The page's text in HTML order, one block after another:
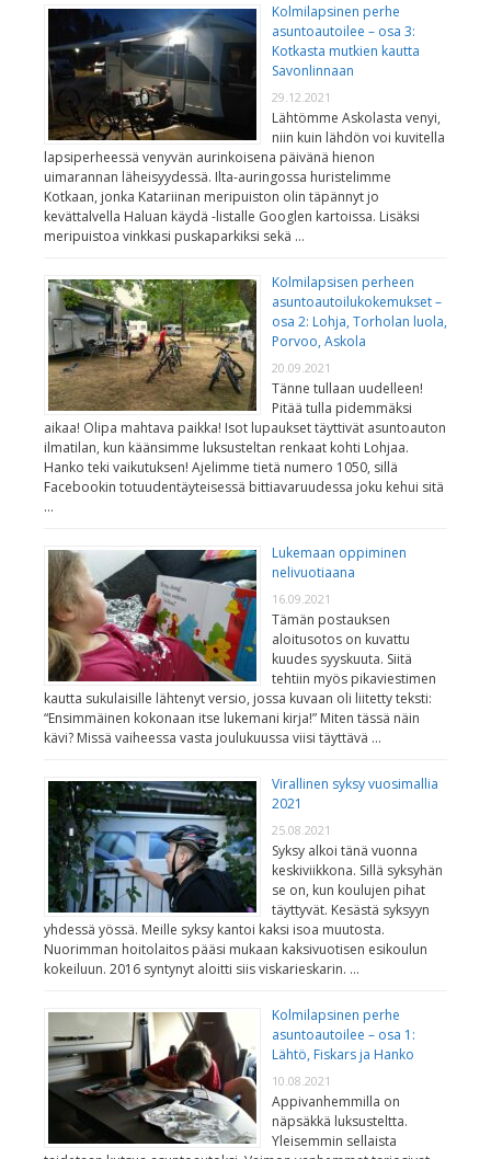
Kolmilapsinen perhe
asuntoautoilee – osa 3:
Kotkasta mutkien kautta
Savonlinnaan
29.12.2021
Lähtömme Askolasta venyi,
niin kuin lähdön voi kuvitella
lapsiperheessä venyvän aurinkoisena päivänä hienon
uimarannan läheisyydessä. Ilta-auringossa huristelimme
Kotkaan, jonka Katariinan meripuiston olin täpännyt jo
kevättalvella Haluan käydä -listalle Googlen kartoissa. Lisäksi
meripuistoa vinkkasi puskaparkiksi sekä …
Kolmilapsisen perheen
asuntoautoilukokemukset –
osa 2: Lohja, Torholan luola,
Porvoo, Askola
20.09.2021
Tänne tullaan uudelleen!
Pitää tulla pidemmäksi
aikaa! Olipa mahtava paikka! Isot lupaukset täyttivät asuntoauton
ilmatilan, kun käänsimme luksusteltan renkaat kohti Lohjaa.
Hanko teki vaikutuksen! Ajelimme tietä numero 1050, sillä
Facebookin totuudentäyteisessä bittiavaruudessa joku kehui sitä
…
Lukemaan oppiminen
nelivuotiaana
16.09.2021
Tämän postauksen
aloitusotos on kuvattu
kuudes syyskuuta. Siitä
tehtiin myös pikaviestimen
kautta sukulaisille lähtenyt versio, jossa kuvaan oli liitetty teksti:
“Ensimmäinen kokonaan itse lukemani kirja!” Miten tässä näin
kävi? Missä vaiheessa vasta joulukuussa viisi täyttävä …
Virallinen syksy vuosimallia
2021
25.08.2021
Syksy alkoi tänä vuonna
keskiviikkona. Sillä syksyhän
se on, kun koulujen pihat
täyttyvät. Kesästä syksyyn
yhdessä yössä. Meille syksy kantoi kaksi isoa muutosta.
Nuorimman hoitolaitos pääsi mukaan kaksivuotisen esikoulun
kokeiluun. 2016 syntynyt aloitti siis viskarieskarin. …
Kolmilapsinen perhe
asuntoautoilee – osa 1:
Lähtö, Fiskars ja Hanko
10.08.2021
Appivanhemmilla on
näpsäkkä luksusteltta.
Yleisemmin sellaista